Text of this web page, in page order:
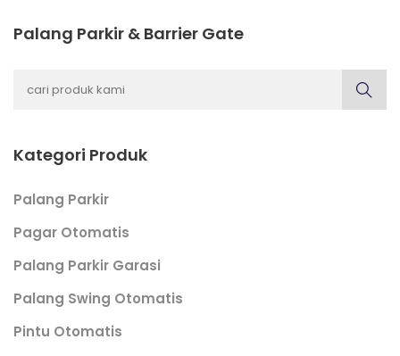
Palang Parkir & Barrier Gate
Kategori Produk
Palang Parkir
Pagar Otomatis
Palang Parkir Garasi
Palang Swing Otomatis
Pintu Otomatis